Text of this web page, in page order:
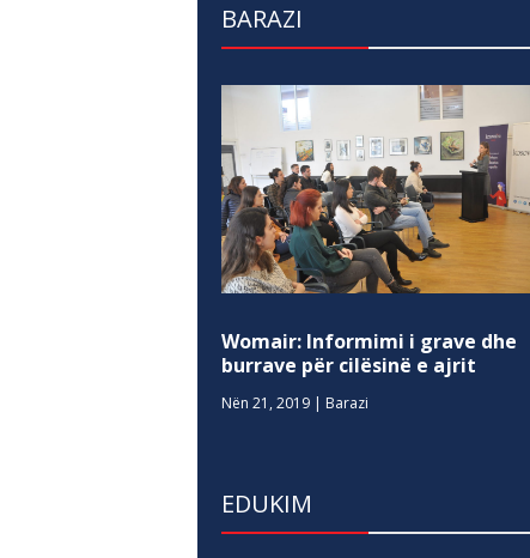
BARAZI
Womair: Informimi i grave dhe
burrave për cilësinë e ajrit
Nën 21, 2019 | Barazi
EDUKIM